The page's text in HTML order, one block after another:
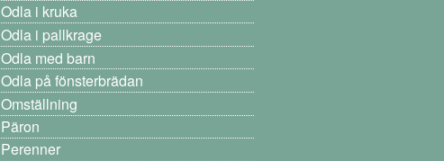
Odla i kruka
Odla i pallkrage
Odla med barn
Odla på fönsterbrädan
Omställning
Päron
Perenner